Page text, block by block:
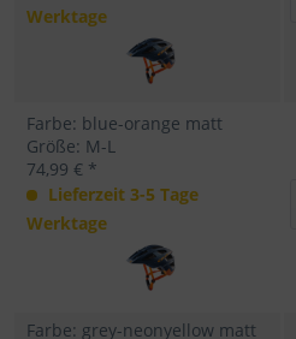
Werktage
Farbe: blue-orange matt
Größe: M-L
74,99 € *
Lieferzeit 3-5 Tage
Werktage
Farbe: grey-neonyellow matt